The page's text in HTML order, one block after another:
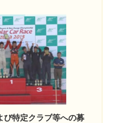
び特定クラブ等への募